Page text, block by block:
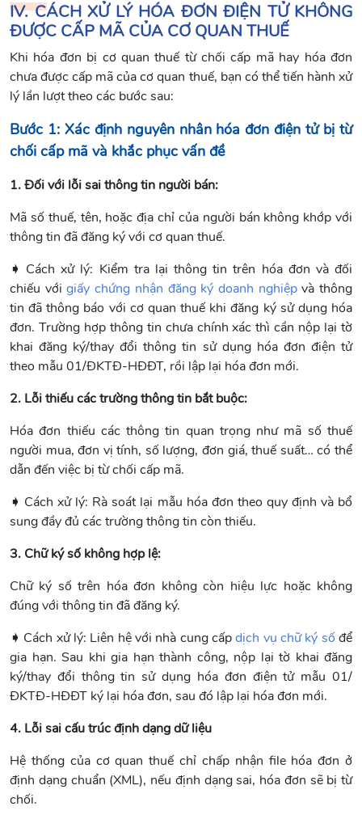
IV. CÁCH XỬ LÝ HÓA ĐƠN ĐIỆN TỬ KHÔNG
ĐƯỢC CẤP MÃ CỦA CƠ QUAN THUẾ
Khi hóa đơn bị cơ quan thuế từ chối cấp mã hay hóa đơn
chưa được cấp mã của cơ quan thuế, bạn có thể tiến hành xử
lý lần lượt theo các bước sau:
Bước 1: Xác định nguyên nhân hóa đơn điện tử bị từ
chối cấp mã và khắc phục vấn đề
1. Đối với lỗi sai thông tin người bán:
Mã số thuế, tên, hoặc địa chỉ của người bán không khớp với
thông tin đã đăng ký với cơ quan thuế.
➧ Cách xử lý: Kiểm tra lại thông tin trên hóa đơn và đối
chiếu vớigiấy chứng nhận đăng ký doanh nghiệpvà thông
tin đã thông báo với cơ quan thuế khi đăng ký sử dụng hóa
đơn. Trường hợp thông tin chưa chính xác thì cần nộp lại tờ
khai đăng ký/thay đổi thông tin sử dụng hóa đơn điện tử
theo mẫu 01/ĐKTĐ-HĐĐT, rồi lập lại hóa đơn mới.
2. Lỗi thiếu các trường thông tin bắt buộc:
Hóa đơn thiếu các thông tin quan trọng như mã số thuế
người mua, đơn vị tính, số lượng, đơn giá, thuế suất… có thể
dẫn đến việc bị từ chối cấp mã.
➧ Cách xử lý: Rà soát lại mẫu hóa đơn theo quy định và bổ
sung đầy đủ các trường thông tin còn thiếu.
3. Chữ ký số không hợp lệ:
Chữ ký số trên hóa đơn không còn hiệu lực hoặc không
đúng với thông tin đã đăng ký.
➧ Cách xử lý: Liên hệ với nhà cung cấpdịch vụ chữ ký số để
gia hạn. Sau khi gia hạn thành công, nộp lại tờ khai đăng
ký/thay đổi thông tin sử dụng hóa đơn điện tử mẫu 01/
ĐKTĐ-HĐĐT ký lại hóa đơn, sau đó lập lại hóa đơn mới.
4. Lỗi sai cấu trúc định dạng dữ liệu
Hệ thống của cơ quan thuế chỉ chấp nhận file hóa đơn ở
định dạng chuẩn (XML), nếu định dạng sai, hóa đơn sẽ bị từ
chối.